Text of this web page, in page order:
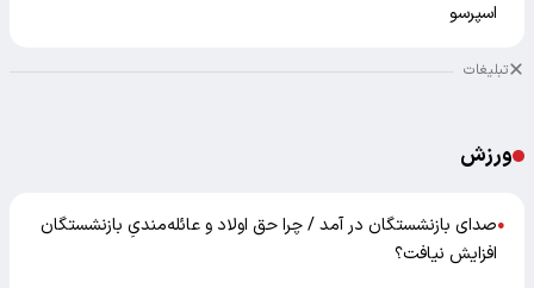
اسپرسو
تبلیغات
ورزش
●صدای بازنشستگان در آمد / چرا حق اولاد و عائله‌مندیِ بازنشستگان
افزایش نیافت؟